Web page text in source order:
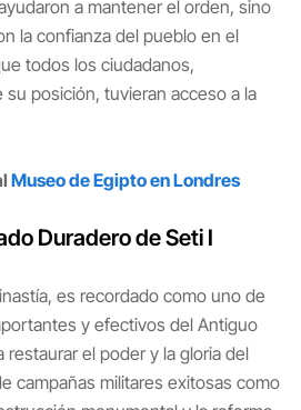
a mantener el orden, sino
la confianza del pueblo en el
todos los ciudadanos,
posición, tuvieran acceso a la
Museo de Egipto en Londres
Duradero de Seti I
es recordado como uno de
y efectivos del Antiguo
restaurar el poder y la gloria del
campañas militares exitosas como